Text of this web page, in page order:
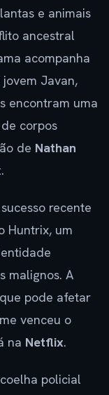
e animais
ancestral
acompanha
jovem Javan,
encontram uma
corpos
de Nathan
.
recente
Huntrix, um
malignos. A
pode afetar
venceu o
na Netflix.
policial